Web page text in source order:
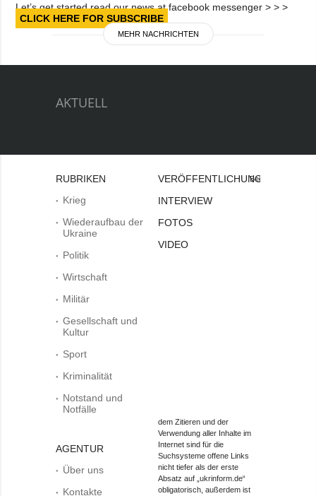
Let’s get started read our news at facebook messenger > > >
CLICK HERE FOR SUBSCRIBE
MEHR NACHRICHTEN
AKTUELL
RUBRIKEN
Krieg
Wiederaufbau der
Ukraine
Politik
Wirtschaft
Militär
Gesellschaft und
Kultur
Sport
Kriminalität
Notstand und
Notfälle
AGENTUR
Über uns
Kontakte
VERÖFFENTLICHUNGEN
INTERVIEW
FOTOS
VIDEO
Bei
dem Zitieren und der
Verwendung aller Inhalte im
Internet sind für die
Suchsysteme offene Links
nicht tiefer als der erste
Absatz auf „ukrinform.de“
obligatorisch, außerdem ist